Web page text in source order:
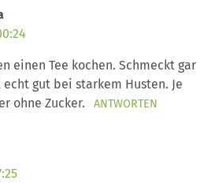
einen Tee kochen. Schmeckt gar
gut bei starkem Husten. Je
ohne Zucker.
ANTWORTEN